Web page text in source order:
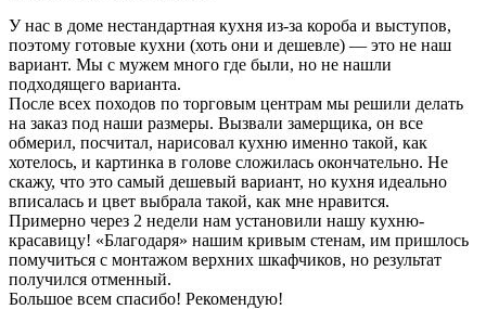
У нас в доме нестандартная кухня из-за короба и выступов,
поэтому готовые кухни (хоть они и дешевле) — это не наш
вариант. Мы с мужем много где были, но не нашли
подходящего варианта.
После всех походов по торговым центрам мы решили делать
на заказ под наши размеры. Вызвали замерщика, он все
обмерил, посчитал, нарисовал кухню именно такой, как
хотелось, и картинка в голове сложилась окончательно. Не
скажу, что это самый дешевый вариант, но кухня идеально
вписалась и цвет выбрала такой, как мне нравится.
Примерно через 2 недели нам установили нашу кухню-
красавицу! «Благодаря» нашим кривым стенам, им пришлось
помучиться с монтажом верхних шкафчиков, но результат
получился отменный.
Большое всем спасибо! Рекомендую!